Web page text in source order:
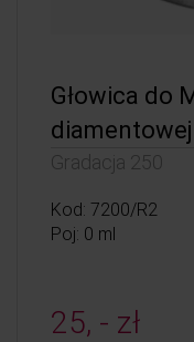
Głowica do
diamentowej
Gradacja 250
Kod: 7200/R2
Poj: 0 ml
25, - zł